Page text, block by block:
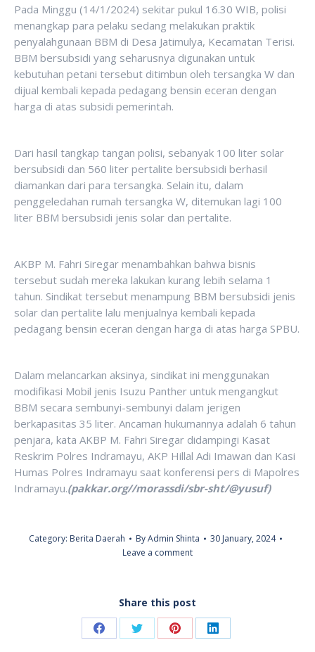
Pada Minggu (14/1/2024) sekitar pukul 16.30 WIB, polisi
menangkap para pelaku sedang melakukan praktik
penyalahgunaan BBM di Desa Jatimulya, Kecamatan Terisi.
BBM bersubsidi yang seharusnya digunakan untuk
kebutuhan petani tersebut ditimbun oleh tersangka W dan
dijual kembali kepada pedagang bensin eceran dengan
harga di atas subsidi pemerintah.
Dari hasil tangkap tangan polisi, sebanyak 100 liter solar
bersubsidi dan 560 liter pertalite bersubsidi berhasil
diamankan dari para tersangka. Selain itu, dalam
penggeledahan rumah tersangka W, ditemukan lagi 100
liter BBM bersubsidi jenis solar dan pertalite.
AKBP M. Fahri Siregar menambahkan bahwa bisnis
tersebut sudah mereka lakukan kurang lebih selama 1
tahun. Sindikat tersebut menampung BBM bersubsidi jenis
solar dan pertalite lalu menjualnya kembali kepada
pedagang bensin eceran dengan harga di atas harga SPBU.
Dalam melancarkan aksinya, sindikat ini menggunakan
modifikasi Mobil jenis Isuzu Panther untuk mengangkut
BBM secara sembunyi-sembunyi dalam jerigen
berkapasitas 35 liter. Ancaman hukumannya adalah 6 tahun
penjara, kata AKBP M. Fahri Siregar didampingi Kasat
Reskrim Polres Indramayu, AKP Hillal Adi Imawan dan Kasi
Humas Polres Indramayu saat konferensi pers di Mapolres
Indramayu.(pakkar.org//morassdi/sbr-sht/@yusuf)
Category: Berita Daerah ByAdmin Shinta
30 January, 2024
Leave a comment
Share this post
Share Share Share Share